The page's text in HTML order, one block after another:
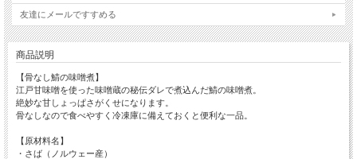
友達にメールですすめる
商品説明
【骨なし鯖の味噌煮】
江戸甘味噌を使った味噌蔵の秘伝ダレで煮込んだ鯖の味噌煮。
絶妙な甘しょっぱさがくせになります。
骨なしなので食べやすく冷凍庫に備えておくと便利な一品。
【原材料名】
・さば（ノルウェー産）